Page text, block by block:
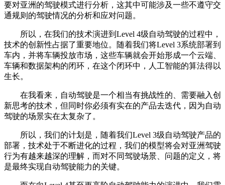
要对亚洲的驾驶模式进行分析，这其中可能涉及一些不遵守交
通规则的驾驶情况的分析和应对问题。
所以，在我们的技术演进到Level 4级自动驾驶的过程中，
技术的创新性占据了重要地位。随着我们将Level 3系统部署到
车内，并将车辆投放市场，这些车辆就会开始形成一个云端、
车辆和数据架构的闭环，在这个闭环中，人工智能的算法得以
生长。
在我看来，自动驾驶是一个相当有挑战性的、需要融入创
新思考的技术，但同时你必须有实在的产品去迭代，因为自动
驾驶的场景实在太复杂了。
所以，我们的计划是，随着我们Level 3级自动驾驶产品的
部署，技术处于不断进化的过程，我们的模型将会对亚洲驾驶
行为有越来越深的理解，而对不同驾驶场景、问题的定义，将
是最终实现自动驾驶能力的关键。